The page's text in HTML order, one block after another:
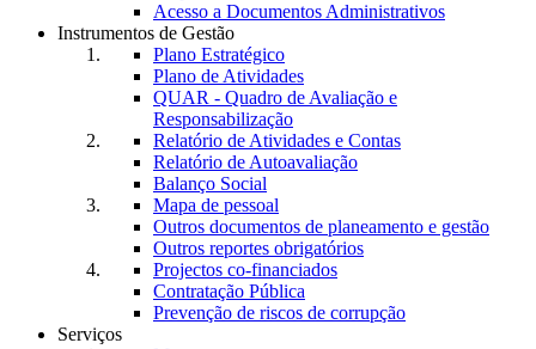
Acesso a Documentos Administrativos
Instrumentos de Gestão
Plano Estratégico
Plano de Atividades
QUAR - Quadro de Avaliação e
Responsabilização
Relatório de Atividades e Contas
Relatório de Autoavaliação
Balanço Social
Mapa de pessoal
Outros documentos de planeamento e gestão
Outros reportes obrigatórios
Projectos co-financiados
Contratação Pública
Prevenção de riscos de corrupção
Serviços